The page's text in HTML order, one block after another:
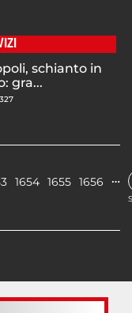
schianto in
gra...
1654 1655 1656 …